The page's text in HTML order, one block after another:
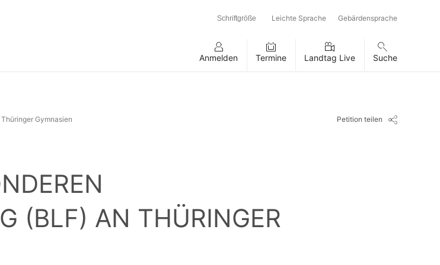
Schriftgröße Leichte Sprache Gebärdensprache
Anmelden Termine Landtag Live Suche
Gymnasien Petition teilen
(BLF) AN THÜRINGER